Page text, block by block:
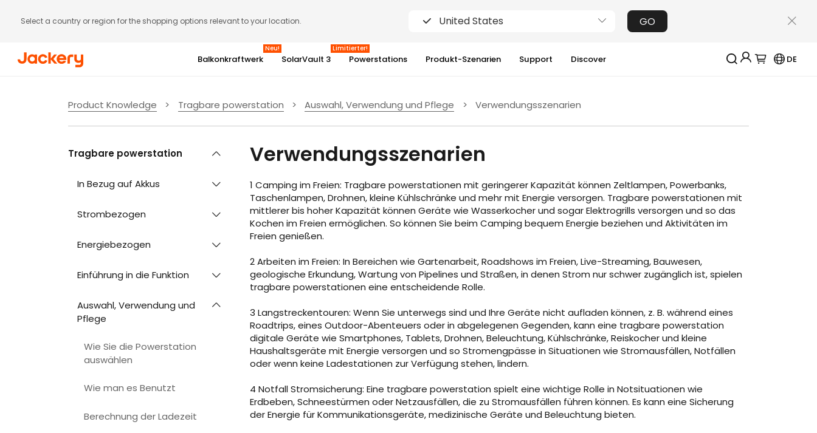
Select a country or region for the shopping options relevant to your location. United States GO
Balkonkraftwerk
Neu!
Powerstations
SolarVault 3
Limitierter!
SolarVault 3 Serie | Bis zu 53%
Jetzt kaufen
Support Discover
Produkt-Szenarien
Registrierung
Erhalten Sie 15% Rabatt, sobald die Garantie
abgelaufen ist
Anmeldung
DE
Product Knowledge > Tragbare powerstation > Auswahl, Verwendung und Pflege > Verwendungsszenarien
Tragbare powerstation
In Bezug auf Akkus
Strombezogen
Energiebezogen
Einführung in die Funktion
Auswahl, Verwendung und
Pflege
Wie Sie die Powerstation
auswählen
Wie man es Benutzt
Berechnung der Ladezeit
Verwendungsszenarien
1 Camping im Freien: Tragbare powerstationen mit geringerer Kapazität können Zeltlampen, Powerbanks,
Taschenlampen, Drohnen, kleine Kühlschränke und mehr mit Energie versorgen. Tragbare powerstationen mit
mittlerer bis hoher Kapazität können Geräte wie Wasserkocher und sogar Elektrogrills versorgen und so das
Kochen im Freien ermöglichen. So können Sie beim Camping bequem Energie beziehen und Aktivitäten im
Freien genießen.
2 Arbeiten im Freien: In Bereichen wie Gartenarbeit, Roadshows im Freien, Live-Streaming, Bauwesen,
geologische Erkundung, Wartung von Pipelines und Straßen, in denen Strom nur schwer zugänglich ist, spielen
tragbare powerstationen eine entscheidende Rolle.
3 Langstreckentouren: Wenn Sie unterwegs sind und Ihre Geräte nicht aufladen können, z. B. während eines
Roadtrips, eines Outdoor-Abenteuers oder in abgelegenen Gegenden, kann eine tragbare powerstation
digitale Geräte wie Smartphones, Tablets, Drohnen, Beleuchtung, Kühlschränke, Reiskocher und kleine
Haushaltsgeräte mit Energie versorgen und so Stromengpässe in Situationen wie Stromausfällen, Notfällen
oder wenn keine Ladestationen zur Verfügung stehen, lindern.
4 Notfall Stromsicherung: Eine tragbare powerstation spielt eine wichtige Rolle in Notsituationen wie
Erdbeben, Schneestürmen oder Netzausfällen, die zu Stromausfällen führen können. Es kann eine Sicherung
der Energie für Kommunikationsgeräte, medizinische Geräte und Beleuchtung bieten.